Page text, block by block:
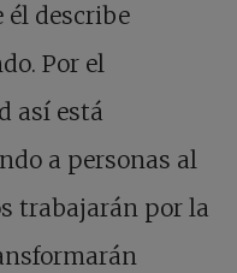
él describe
Por el
así está
a personas al
trabajarán por la